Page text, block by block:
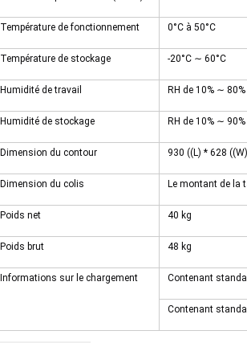
Température de fonctionnement 0°C à 50°C
Température de stockage -20°C ∼ 60°C
Humidité de travail RH de 10% ∼ 80%
Humidité de stockage RH de 10% ∼ 90%
Dimension du contour 930 ((L) * 628
Dimension du colis Le montant de la
Poids net 40 kg
Poids brut 48 kg
Informations sur le chargement Contenant
Contenant